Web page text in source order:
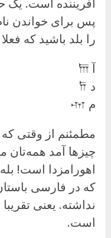
پس برای خواندن
را بلد باشید که
آ 𐎠
د 𐎭
م 𐎶
مطمئنم از وقتی که
چیزها آمد همه‌تان
اهورامزدا است!
که در فارسی
نداشته. یعنی
است.